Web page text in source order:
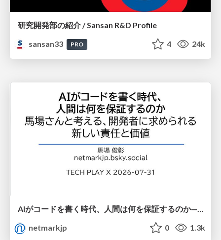
研究開発部の紹介 / Sansan R&D Profile
sansan33
PRO 4 24k
AIがコードを書く時代、人間は何を保証するのか———馬場さんと考える、開発者に求められる新しい責任と価値 - TECH PLAY
netmarkjp
0 1.3k